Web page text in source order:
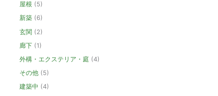
屋根 (5)
新築 (6)
玄関 (2)
廊下 (1)
外構・エクステリア・庭 (4)
その他 (5)
建築中 (4)